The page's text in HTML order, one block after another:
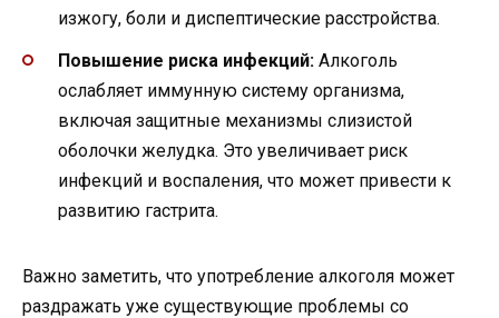
изжогу, боли и диспептические расстройства.
Повышение риска инфекций: Алкоголь
ослабляет иммунную систему организма,
включая защитные механизмы слизистой
оболочки желудка. Это увеличивает риск
инфекций и воспаления, что может привести к
развитию гастрита.
Важно заметить, что употребление алкоголя может
раздражать уже существующие проблемы со